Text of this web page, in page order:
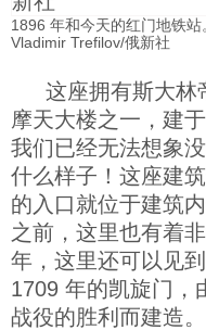
1896 年和今天的红门地铁
Vladimir Trefilov/俄新社
这座拥有斯大林
摩天大楼之一，建
我们已经无法想象
什么样子！这座建
的入口就位于建筑
之前，这里也有着
年，这里还可以见
1709 年的凯旋门，
战役的胜利而建造